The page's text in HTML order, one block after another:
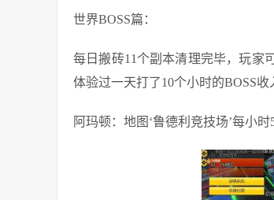
世界BOSS篇：
每日搬砖11个副本清理完毕，玩家
体验过一天打了10个小时的BOSS收
阿玛顿：地图‘鲁德利竞技场’每小时